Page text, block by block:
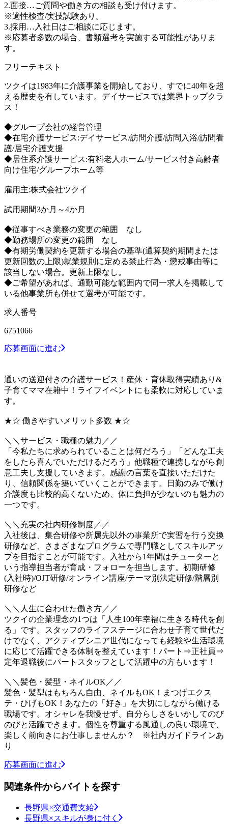
2.面接…ご質問や働き方の相談も受け付けます。
※適性検査/実技試験あり。
3.採用…入社日はご相談に応じます。
※応募者多数の場合、書類選考を実施する可能性がありま
す。
フリーテキスト
ツクイは1983年に介護事業を開始しており、すでに40年を超
える歴史を有しています。デイサービスでは業界トップクラ
ス！
◆グループ会社の経営管理
◆在宅介護サービス:デイサービス/訪問介護/訪問入浴/訪問看
護/居宅介護支援
◆居住系介護サービス:有料老人ホーム/サービス付き高齢者
向け住宅/グループホーム等
雇用主:株式会社ツクイ
試用期間3か月～4か月
◆従事すべき業務の変更の範囲 なし
◆勤務場所の変更の範囲 なし
◆有期労働契約を更新する場合の基準(通算契約期間または
更新回数の上限)就業規則に定める禁止行為・懲戒事由等に
該当しない場合。更新上限なし。
◆ご希望があれば、通勤可能な範囲内で同一求人を掲載して
いる他事業所も併せて選考が可能です。
求人番号
6751066
応募画面に進む
通いの送迎付きの介護サービス！産休・育休取得実績あり&
子育てママ在籍中！ライフイベントにも柔軟に対応していま
す。
★☆ 働きやすいメリット多数 ★☆
＼＼サービス・職種の魅力／／
「今私たちに求められていることは何だろう」「どんな工夫
をしたら喜んでいただけるだろう」他職種で連携しながら創
意工夫し支援していきます。感謝の言葉を直接いただけた
り、信頼関係を築いていくことができます。日勤のみで働け
介護度も比較的高くないため、体に負担が少ないのも魅力の
一つです。
＼＼充実の社内研修制度／／
入社後は、集合研修や所属先以外の事業所で実習を行う交換
研修など、さまざまなプログラムで専門職としてスキルアッ
プを目指すことが可能です。入社から1年間はチューターと
いう指導担当者が育成・フォローを担当します。初期研修
(入社時)/OJT研修/オンライン講座/テーマ別法定研修/階層別
研修など
＼＼人生に合わせた働き方／／
ツクイの企業理念の1つは「人生100年幸福に生きる時代を創
る」です。スタッフのライフステージに合わせ子育て世代だ
けでなく、アクティブシニア世代になっても経験や生活環境
に応じて活躍できる体制を整えています！パート⇒正社員⇒
定年退職後にパートスタッフとして活躍中の方もいます！
＼＼髪色・髪型・ネイルOK／／
髪色・髪型はもちろん自由、ネイルもOK！まつげエクス
テ・ひげもOK！あなたの「好き」を大切にしながら働ける
職場です。オシャレを我慢せず、自分らしさをいかしてのび
のびと活躍できます。個性を尊重する風通しの良い環境で、
楽しく前向きにお仕事しませんか？ ※社内ガイドラインあ
り
応募画面に進む
関連条件からバイトを探す
長野県×交通費支給
長野県×スキルが身に付く